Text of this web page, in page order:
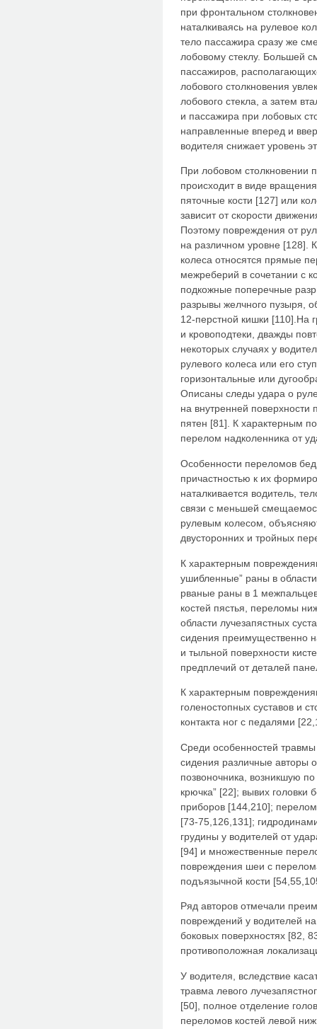
при фронтальном
наталкиваясь на рулевое
тело пассажира сразу же
лобовому стеклу. Большей
пассажиров,
лобового столкновения
лобового стекла, а затем
и пассажира при лобовых
направленные вперед и
водителя снижает уровень
При лобовом столкновении
происходит в виде
пяточные кости [127] или
зависит от скорости
Поэтому повреждения от
на различном уровне [128].
колеса относятся прямые
межреберий в сочетании с
подкожные поперечные
разрывы желчного пузыря,
12-перстной кишки [110].На
и кровоподтеки, дважды
некоторых случаях у
рулевого колеса или его
горизонтальные или
Описаны следы удара о
на внутренней поверхности
пятен [81]. К характерным
перелом надколенника от
Особенности переломов
причастностью к их
наталкивается водитель,
связи с меньшей
рулевым колесом,
двусторонних и тройных
К характерным
ушибленные” раны в
рваные раны в 1
костей пястья, переломы
области лучезапястных
сидения преимущественно
и тыльной поверхности
предплечий от деталей
К характерным
голеностопных суставов и
контакта ног с педалями
Среди особенностей
сидения различные авторы
позвоночника, возникшую по
крючка” [22]; вывих
приборов [144,210];
[73-75,126,131];
грудины у водителей от
[94] и множественные
повреждения шеи с
подъязычной кости
Ряд авторов отмечали
повреждений у водителей
боковых поверхностях [82,
противоположная
У водителя, вследствие
травма левого
[50], полное отделение
переломов костей левой